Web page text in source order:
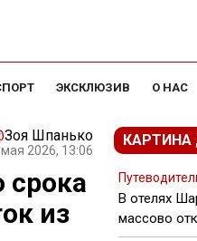
ЭКСКЛЮЗИВ О НАС
Зоя Шпанько
2026, 13:06
срока
из
КАРТИНА
В отелях
массово